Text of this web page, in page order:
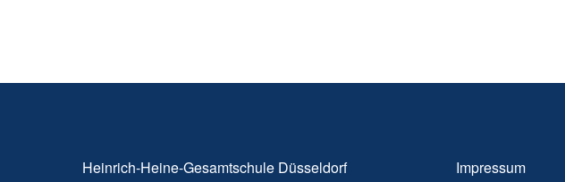
Heinrich-Heine-Gesamtschule Düsseldorf
Impressum